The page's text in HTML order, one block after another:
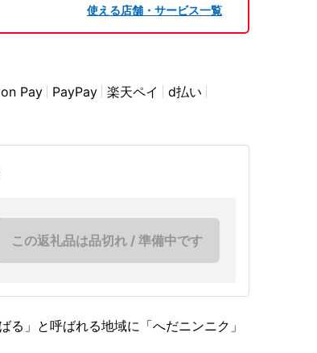
使える店舗・サービス一覧
Pay PayPay 楽天ペイ
d払い
この返礼品は品切れ / 準備中です
」と呼ばれる地域に「へだニンニク」